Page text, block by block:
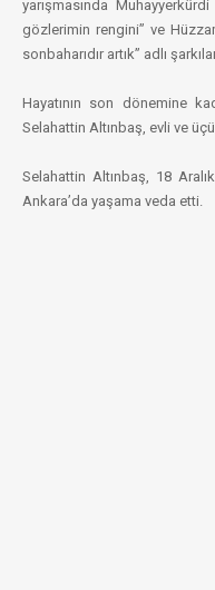
yarışmasında
gözlerimin rengini” ve
sonbaharıdır artık” adlı
Hayatının son dönemine
Selahattin Altınbaş, evli ve
Selahattin Altınbaş, 18
Ankara’da yaşama veda etti.